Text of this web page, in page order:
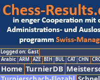
Logged on: Gast
Arabic ARM AZE BIH BUL CAT CHN
Home TurnierDB